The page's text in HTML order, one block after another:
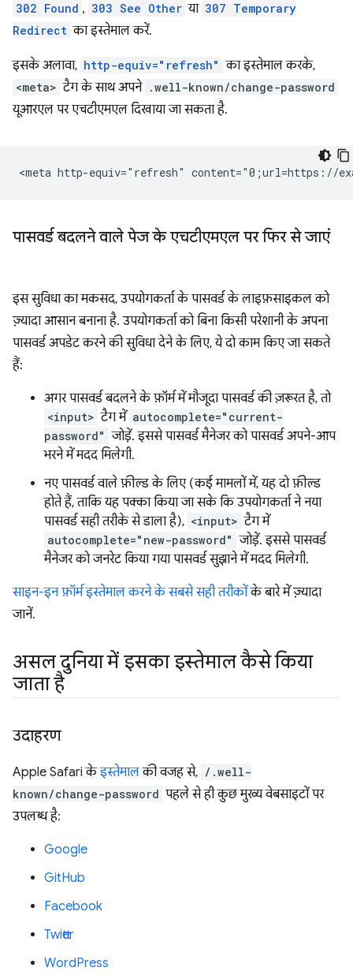
302 Found , 303 See Other या 307 Temporary
Redirect का इस्तेमाल करें.
इसके अलावा, http-equiv="refresh" का इस्तेमाल करके,
<meta> टैग के साथ अपने .well-known/change-password
यूआरएल पर एचटीएमएल दिखाया जा सकता है.
पासवर्ड बदलने वाले पेज के एचटीएमएल पर फिर से जाएं
इस सुविधा का मकसद, उपयोगकर्ता के पासवर्ड के लाइफ़साइकल को
ज़्यादा आसान बनाना है. उपयोगकर्ता को बिना किसी परेशानी के अपना
पासवर्ड अपडेट करने की सुविधा देने के लिए, ये दो काम किए जा सकते
हैं:
अगर पासवर्ड बदलने के फ़ॉर्म में मौजूदा पासवर्ड की ज़रूरत है, तो
<input> टैग में autocomplete="current-
password" जोड़ें. इससे पासवर्ड मैनेजर को पासवर्ड अपने-आप
भरने में मदद मिलेगी.
नए पासवर्ड वाले फ़ील्ड के लिए (कई मामलों में, यह दो फ़ील्ड
होते हैं, ताकि यह पक्का किया जा सके कि उपयोगकर्ता ने नया
पासवर्ड सही तरीके से डाला है), <input> टैग में
autocomplete="new-password" जोड़ें. इससे पासवर्ड
मैनेजर को जनरेट किया गया पासवर्ड सुझाने में मदद मिलेगी.
साइन-इन फ़ॉर्म इस्तेमाल करने के सबसे सही तरीकोंके बारे में ज़्यादा
जानें.
असल दुनिया में इसका इस्तेमाल कैसे किया
जाता है
उदाहरण
Apple Safari केइस्तेमालकी वजह से, /.well-
known/change-password पहले से ही कुछ मुख्य वेबसाइटों पर
उपलब्ध है:
Google
GitHub
Facebook
Twitter
WordPress